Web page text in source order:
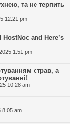
та не терпить
12:21 pm
and Here’s
1:51 pm
страв, а
10:28 am
8:05 am